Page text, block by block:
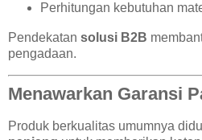
Perhitungan kebutuhan
Pendekatan solusi B2B
pengadaan.
Menawarkan Garansi
Produk berkualitas umumnya